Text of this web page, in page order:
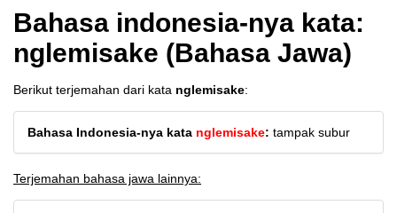
Bahasa indonesia-nya kata:
nglemisake (Bahasa Jawa)
Berikut terjemahan dari kata nglemisake:
Bahasa Indonesia-nya kata nglemisake: tampak subur
Terjemahan bahasa jawa lainnya: